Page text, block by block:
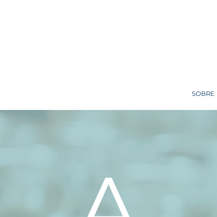
SOBRE